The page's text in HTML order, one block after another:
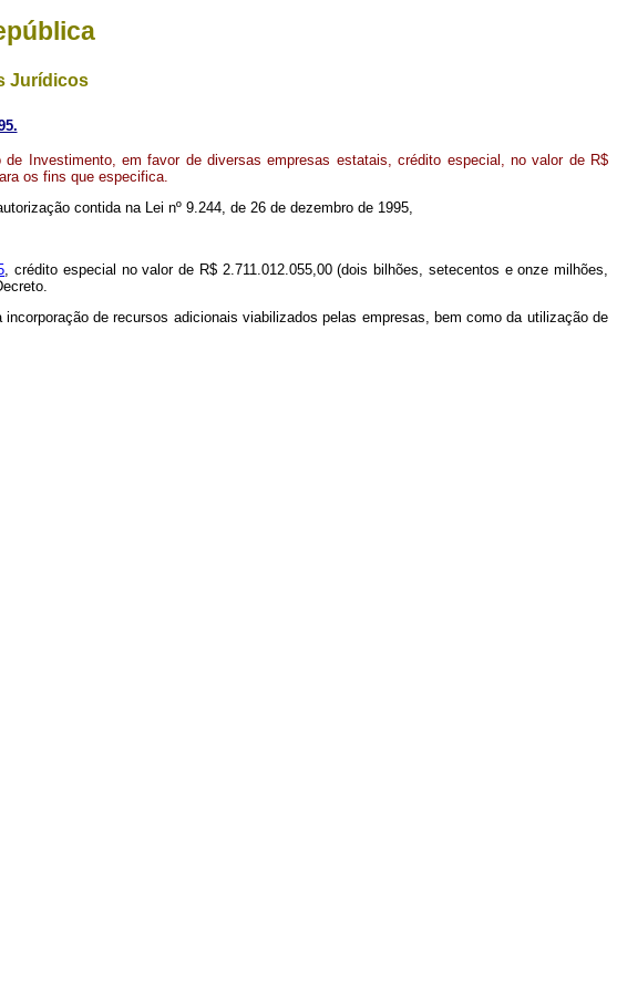
Jurídicos
de Investimento, em favor de diversas empresas estatais, crédito especial, no valor de R$
os fins que especifica.
contida na Lei nº 9.244, de 26 de dezembro de 1995,
, crédito especial no valor de R$ 2.711.012.055,00 (dois bilhões, setecentos e onze milhões,
de recursos adicionais viabilizados pelas empresas, bem como da utilização de